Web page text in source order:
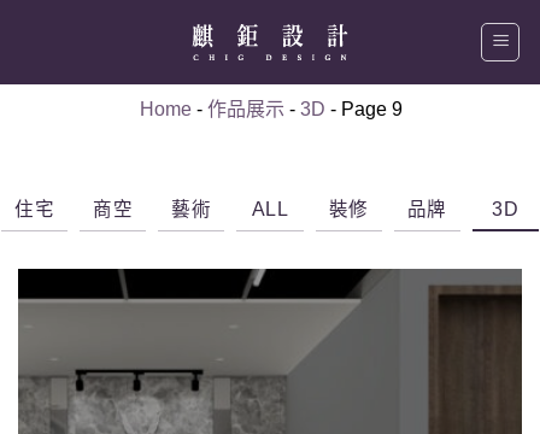
Home - 作品展示 - 3D - Page 9
住宅 商空 藝術 ALL 裝修 品牌 3D